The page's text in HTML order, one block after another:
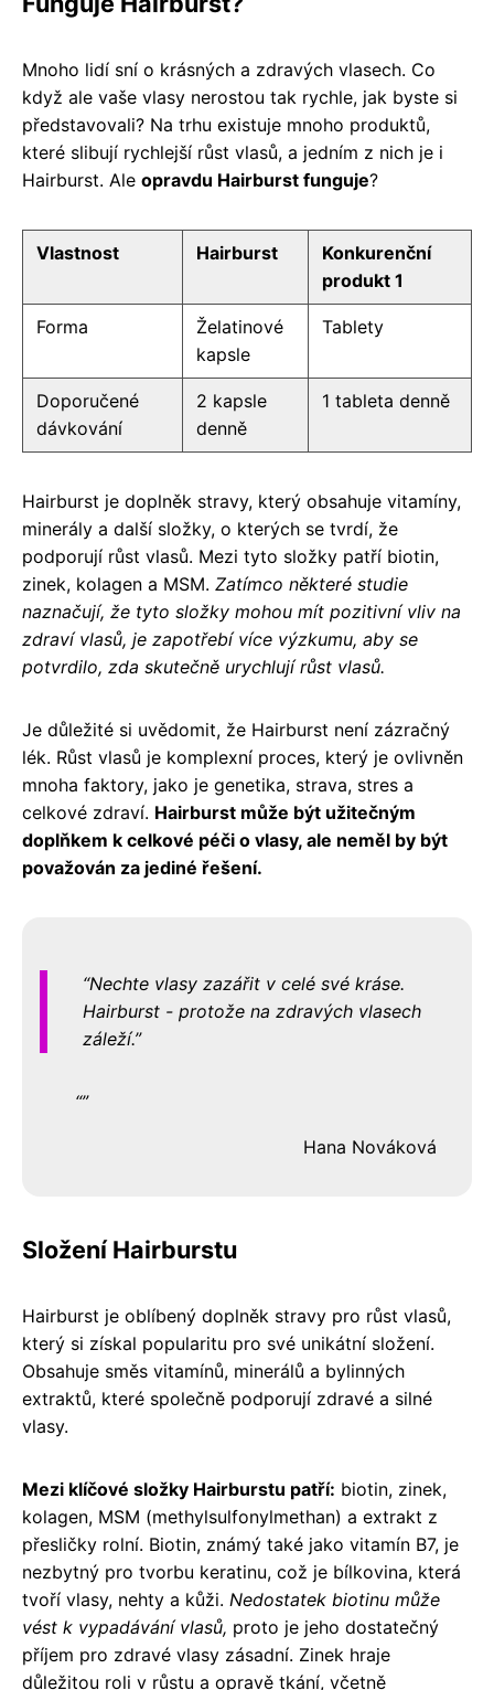
Mnoho lidí sní o krásných a zdravých vlasech. Co
když ale vaše vlasy nerostou tak rychle, jak byste si
představovali? Na trhu existuje mnoho produktů,
které slibují rychlejší růst vlasů, a jedním z nich je i
Hairburst. Ale opravdu Hairburst funguje?
Vlastnost Hairburst
Konkurenční
produkt 1
Forma
Želatinové
kapsle
Tablety
Doporučené
dávkování
2 kapsle
denně
1 tableta denně
Hairburst je doplněk stravy, který obsahuje vitamíny,
minerály a další složky, o kterých se tvrdí, že
podporují růst vlasů. Mezi tyto složky patří biotin,
zinek, kolagen a MSM. Zatímco některé studie
naznačují, že tyto složky mohou mít pozitivní vliv na
zdraví vlasů, je zapotřebí více výzkumu, aby se
potvrdilo, zda skutečně urychlují růst vlasů.
Je důležité si uvědomit, že Hairburst není zázračný
lék. Růst vlasů je komplexní proces, který je ovlivněn
mnoha faktory, jako je genetika, strava, stres a
celkové zdraví. Hairburst může být užitečným
doplňkem k celkové péči o vlasy, ale neměl by být
považován za jediné řešení.
Nechte vlasy zazářit v celé své kráse.
Hairburst - protože na zdravých vlasech
záleží.
Hana Nováková
Složení Hairburstu
Hairburst je oblíbený doplněk stravy pro růst vlasů,
který si získal popularitu pro své unikátní složení.
Obsahuje směs vitamínů, minerálů a bylinných
extraktů, které společně podporují zdravé a silné
vlasy.
Mezi klíčové složky Hairburstu patří: biotin, zinek,
kolagen, MSM (methylsulfonylmethan) a extrakt z
přesličky rolní. Biotin, známý také jako vitamín B7, je
nezbytný pro tvorbu keratinu, což je bílkovina, která
tvoří vlasy, nehty a kůži. Nedostatek biotinu může
vést k vypadávání vlasů, proto je jeho dostatečný
příjem pro zdravé vlasy zásadní. Zinek hraje
důležitou roli v růstu a opravě tkání, včetně